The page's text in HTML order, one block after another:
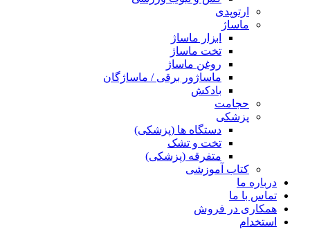
ارتوپدی
ماساژ
ابزار ماساژ
تخت ماساژ
روغن ماساژ
ماساژور برقی / ماساژگان
بادکش
حجامت
پزشکی
دستگاه ها (پزشکی)
تخت و تشک
متفرقه (پزشکی)
کتاب آموزشی
درباره ما
تماس با ما
همکاری در فروش
استخدام